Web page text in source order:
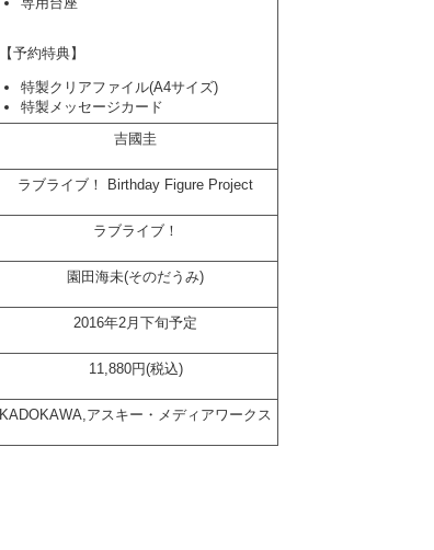
【予約特典】
特製クリアファイル(A4サイズ)
特製メッセージカード
吉國圭
ラブライブ！ Birthday Figure Project
ラブライブ！
園田海未(そのだうみ)
2016年2月下旬予定
11,880円(税込)
KADOKAWA,アスキー・メディアワークス